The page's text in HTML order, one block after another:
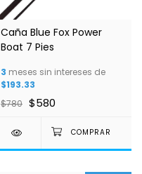
Caña Blue Fox Power
Boat 7 Pies
3 meses sin intereses de
$193.33
$780 $580